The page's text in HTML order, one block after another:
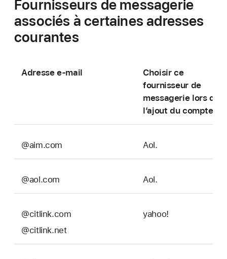
Fournisseurs de messagerie
associés à certaines adresses
courantes
Adresse e-mail
Choisir ce
fournisseur de
messagerie lors de
l’ajout du compte
@aim.com Aol.
@aol.com Aol.
@citlink.com
@citlink.net
yahoo!